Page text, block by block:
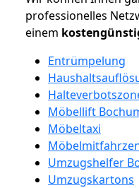
professionelles
einem
Entrümpelung
Möbellift
Möbeltaxi
Umzugshelfer
Umzugskartons